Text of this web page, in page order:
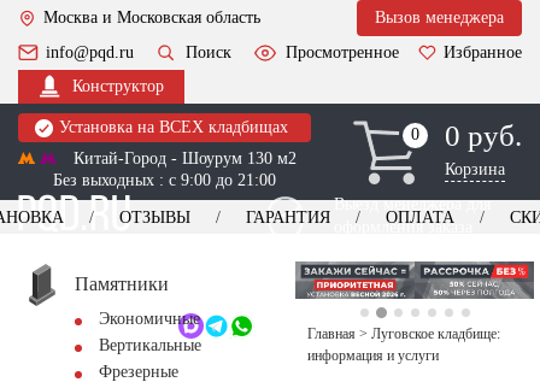
Москва и Московская область
Вызов менеджера
info@pqd.ru
Поиск Просмотренное
Избранное
Конструктор
Установка на ВСЕХ кладбищах
Китай-Город - Шоурум 130 м2
Без выходных : с 9:00 до 21:00
0
0 0 руб.
Корзина
Выезд менеджера для
оформления заказа
+7 (495) 518-44-23
Обратный звонок
ОТЗЫВЫ ГАРАНТИЯ ОПЛАТА
Памятники
Экономичные
Вертикальные
Фрезерные
Главная > Луговское кладбище:
информация и услуги